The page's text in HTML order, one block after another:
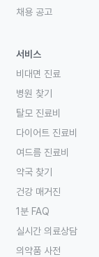
채용 공고
서비스
비대면 진료
병원 찾기
탈모 진료비
다이어트 진료비
여드름 진료비
약국 찾기
건강 매거진
1분 FAQ
실시간 의료상담
의약품 사전